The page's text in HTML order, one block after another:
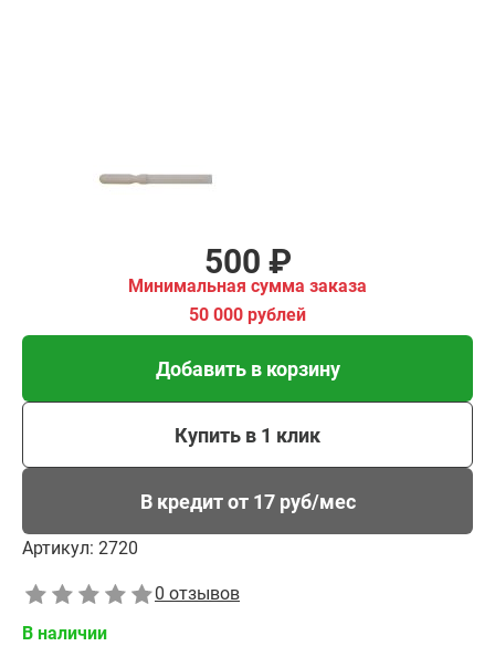
500 ₽
Минимальная сумма заказа
50 000 рублей
Добавить в корзину
Купить в 1 клик
В кредит от 17 руб/мес
Артикул: 2720
0 отзывов
В наличии